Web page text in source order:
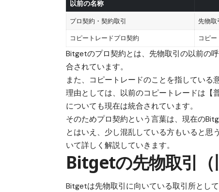
以前の名称
プロ契約・契約取引 先物取
コピートレードプロ契約 コピー
Bitgetのプロ契約とは、 先物取引の以前の
合されています。
また、 コピートレードのことを指している
理由としては、以前のコピートレードは
についても現在は統合されています。
そのためプロ契約という言葉は、現在の
とはいえ、少し混乱している方もいると思
いて詳しく解説していきます。
Bitgetの先物取引（
Bitgetは先物取引に向いている取引所とし